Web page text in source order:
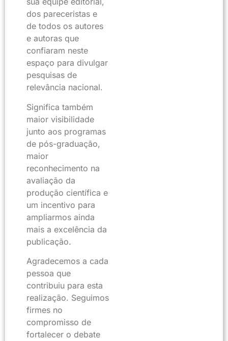
dos pareceristas e
de todos os autores
e autoras que
confiaram neste
espaço para divulgar
pesquisas de
relevância nacional.
Significa também
maior visibilidade
junto aos programas
de pós-graduação,
maior
reconhecimento na
avaliação da
produção científica e
um incentivo para
ampliarmos ainda
mais a excelência da
publicação.
Agradecemos a cada
pessoa que
contribuiu para esta
realização. Seguimos
firmes no
compromisso de
fortalecer o debate